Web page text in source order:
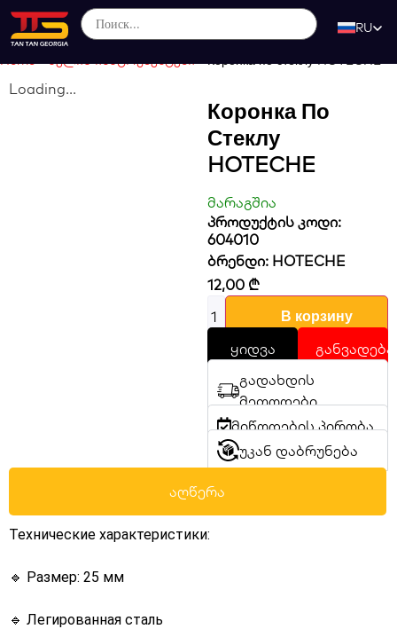
RU
Loading...
Коронка По
Стеклу
HOTECHE
მარაგშია
პროდუქტის კოდი:
604010
ბრენდი: HOTECHE
12,00 ₾
В корзину
ყიდვა
განვადება
გადახდის
მეთოდები
მიწოდების პირობა
უკან დაბრუნება
აღწერა
Технические характеристики:
🔹 Размер: 25 мм
🔹 Легированная сталь